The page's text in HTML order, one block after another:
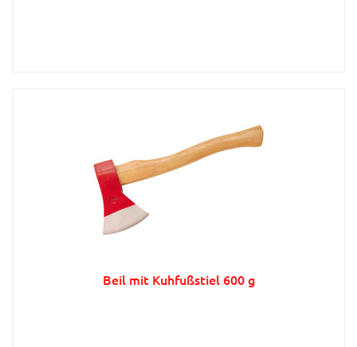
Beil mit Kuhfußstiel 600 g